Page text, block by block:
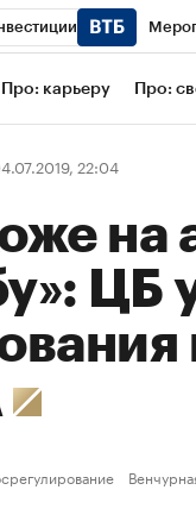
РБК Образование
Про: карьеру Про:
22:04
на
ЦБ